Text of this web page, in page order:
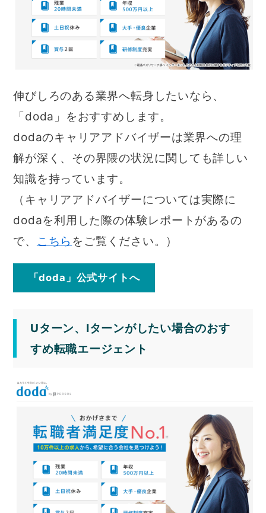
伸びしろのある業界へ転身したいなら、
「doda」をおすすめします。
dodaのキャリアアドバイザーは業界への理
解が深く、その界隈の状況に関しても詳しい
知識を持っています。
（キャリアアドバイザーについては実際に
dodaを利用した際の体験レポートがあるの
で、 こちら をご覧ください。）
「doda」公式サイトへ
Uターン、Iターンがしたい場合のおす
すめ転職エージェント